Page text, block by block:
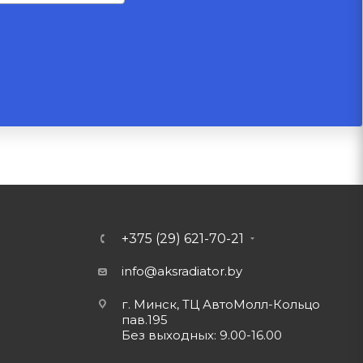
+375 (29) 621-70-21
info@aksradiator.by
г. Минск, ТЦ АвтоМолл-Кольцо
пав.195
Без выходных: 9.00-16.00